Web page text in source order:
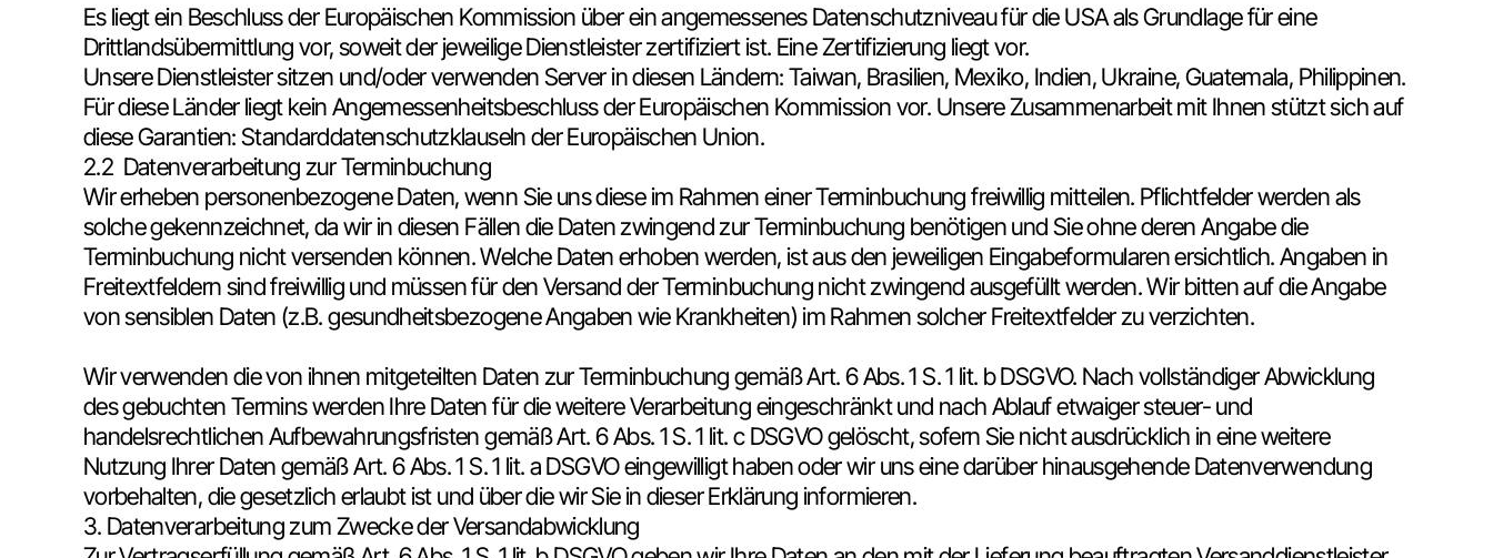
Es liegt ein Beschluss der Europäischen Kommission über ein angemessenes Datenschutzniveau für die USA als Grundlage für eine
Drittlandsübermittlung vor, soweit der jeweilige Dienstleister zertifiziert ist. Eine Zertifizierung liegt vor.
Unsere Dienstleister sitzen und/oder verwenden Server in diesen Ländern: Taiwan, Brasilien, Mexiko, Indien, Ukraine, Guatemala, Philippinen.
Für diese Länder liegt kein Angemessenheitsbeschluss der Europäischen Kommission vor. Unsere Zusammenarbeit mit Ihnen stützt sich auf
diese Garantien: Standarddatenschutzklauseln der Europäischen Union.
2.2 Datenverarbeitung zur Terminbuchung
Wir erheben personenbezogene Daten, wenn Sie uns diese im Rahmen einer Terminbuchung freiwillig mitteilen. Pflichtfelder werden als
solche gekennzeichnet, da wir in diesen Fällen die Daten zwingend zur Terminbuchung benötigen und Sie ohne deren Angabe die
Terminbuchung nicht versenden können. Welche Daten erhoben werden, ist aus den jeweiligen Eingabeformularen ersichtlich. Angaben in
Freitextfeldern sind freiwillig und müssen für den Versand der Terminbuchung nicht zwingend ausgefüllt werden. Wir bitten auf die Angabe
von sensiblen Daten (z.B. gesundheitsbezogene Angaben wie Krankheiten) im Rahmen solcher Freitextfelder zu verzichten.
Wir verwenden die von ihnen mitgeteilten Daten zur Terminbuchung gemäß Art. 6 Abs. 1 S. 1 lit. b DSGVO. Nach vollständiger Abwicklung
des gebuchten Termins werden Ihre Daten für die weitere Verarbeitung eingeschränkt und nach Ablauf etwaiger steuer- und
handelsrechtlichen Aufbewahrungsfristen gemäß Art. 6 Abs. 1 S. 1 lit. c DSGVO gelöscht, sofern Sie nicht ausdrücklich in eine weitere
Nutzung Ihrer Daten gemäß Art. 6 Abs. 1 S. 1 lit. a DSGVO eingewilligt haben oder wir uns eine darüber hinausgehende Datenverwendung
vorbehalten, die gesetzlich erlaubt ist und über die wir Sie in dieser Erklärung informieren.
3. Datenverarbeitung zum Zwecke der Versandabwicklung